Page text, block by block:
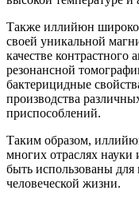
Также иллийюн широко
своей уникальной
качестве
резонансной
бактерицидные
производства
приспособлений.
Таким образом,
многих отраслях науки
быть использованы для
человеческой жизни.